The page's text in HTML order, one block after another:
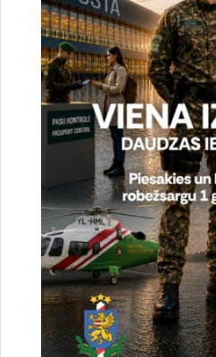
Vai šī
Sniegt
Esi pirmais,